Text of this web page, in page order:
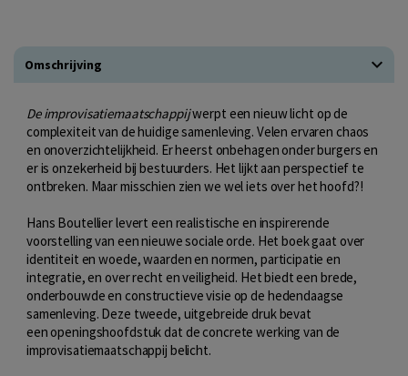
Omschrijving
De improvisatiemaatschappijwerpt een nieuw licht op de
complexiteit van de huidige samenleving. Velen ervaren chaos
en onoverzichtelijkheid. Er heerst onbehagen onder burgers en
er is onzekerheid bij bestuurders. Het lijkt aan perspectief te
ontbreken. Maar misschien zien we wel iets over het hoofd?!
Hans Boutellier levert een realistische en inspirerende
voorstelling van een nieuwe sociale orde. Het boek gaat over
identiteit en woede, waarden en normen, participatie en
integratie, en over recht en veiligheid. Het biedt een brede,
onderbouwde en constructieve visie op de hedendaagse
samenleving. Deze tweede, uitgebreide druk bevat
een openingshoofdstuk dat de concrete werking van de
improvisatiemaatschappij belicht.